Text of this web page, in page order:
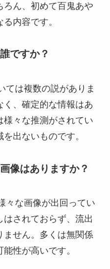
ろん、初めて百鬼あや
内容です。
ですか？
ては複数の説がありま
、確定的な情報はあ
様々な推測がされてい
出ないものです。
像はありますか？
々な画像が出回ってい
はされておらず、流出
ません。多くは無関係
性が高いです。